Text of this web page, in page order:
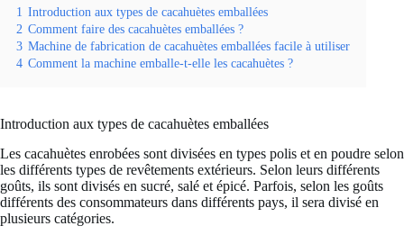
1 Introduction aux types de cacahuètes emballées
2 Comment faire des cacahuètes emballées ?
3 Machine de fabrication de cacahuètes emballées facile à utiliser
4 Comment la machine emballe-t-elle les cacahuètes ?
Introduction aux types de cacahuètes emballées
Les cacahuètes enrobées sont divisées en types polis et en poudre selon
les différents types de revêtements extérieurs. Selon leurs différents
goûts, ils sont divisés en sucré, salé et épicé. Parfois, selon les goûts
différents des consommateurs dans différents pays, il sera divisé en
plusieurs catégories.